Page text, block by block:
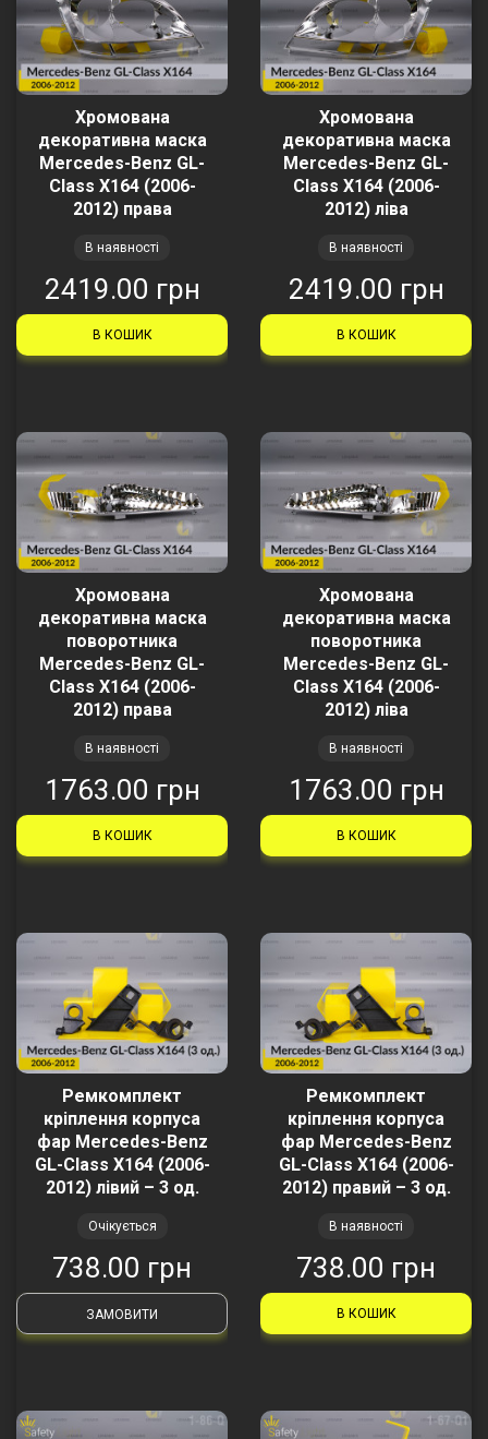
Хромована
декоративна маска
Mercedes-Benz GL-
Class X164 (2006-
2012) права
В наявності
2419.00 грн
В КОШИК
Хромована
декоративна маска
Mercedes-Benz GL-
Class X164 (2006-
2012) ліва
В наявності
2419.00 грн
В КОШИК
Хромована
декоративна маска
поворотника
Mercedes-Benz GL-
Class X164 (2006-
2012) права
В наявності
1763.00 грн
В КОШИК
Хромована
декоративна маска
поворотника
Mercedes-Benz GL-
Class X164 (2006-
2012) ліва
В наявності
1763.00 грн
В КОШИК
Ремкомплект
кріплення корпуса
фар Mercedes-Benz
GL-Class X164 (2006-
2012) лівий – 3 од.
Очікується
738.00 грн
ЗАМОВИТИ
Ремкомплект
кріплення корпуса
фар Mercedes-Benz
GL-Class X164 (2006-
2012) правий – 3 од.
В наявності
738.00 грн
В КОШИК